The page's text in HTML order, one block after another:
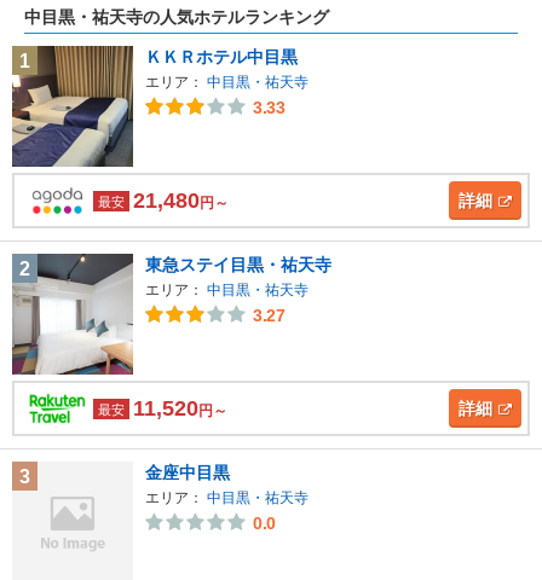
中目黒・祐天寺の人気ホテルランキング
1 ＫＫＲホテル中目黒
エリア： 中目黒・祐天寺
3.33
最安 21,480円～ 詳細
2 東急ステイ目黒・祐天寺
エリア： 中目黒・祐天寺
3.27
最安 11,520円～ 詳細
3 金座中目黒
エリア： 中目黒・祐天寺
0.0